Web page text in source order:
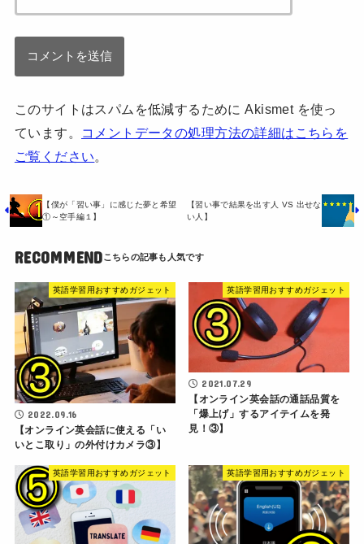
このサイトはスパムを低減するために Akismet を使っ
ています。
コメントデータの処理方法の詳細はこちらを
ご覧ください。
【僕が「習い事」に感じた夢と希望
①～空手編１】
【習い事で結果を出す人 VS 出せな
い人】
RECOMMEND
英語学習用おすすめガジェット
2022.09.16
【オンライン英会話に使える「い
いとこ取り」の外付けカメラ③】
英語学習用おすすめガジェット
2021.07.29
【オンライン英会話の通話品質を
「爆上げ」するアイテイムを発
見！③】
英語学習用おすすめガジェット 英語学習用おすすめガジェット